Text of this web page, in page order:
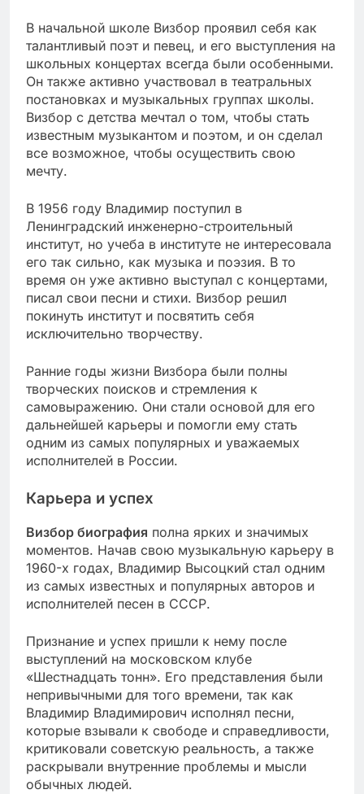
В начальной школе Визбор проявил себя как
талантливый поэт и певец, и его выступления на
школьных концертах всегда были особенными.
Он также активно участвовал в театральных
постановках и музыкальных группах школы.
Визбор с детства мечтал о том, чтобы стать
известным музыкантом и поэтом, и он сделал
все возможное, чтобы осуществить свою
мечту.
В 1956 году Владимир поступил в
Ленинградский инженерно-строительный
институт, но учеба в институте не интересовала
его так сильно, как музыка и поэзия. В то
время он уже активно выступал с концертами,
писал свои песни и стихи. Визбор решил
покинуть институт и посвятить себя
исключительно творчеству.
Ранние годы жизни Визбора были полны
творческих поисков и стремления к
самовыражению. Они стали основой для его
дальнейшей карьеры и помогли ему стать
одним из самых популярных и уважаемых
исполнителей в России.
Карьера и успех
Визбор биография полна ярких и значимых
моментов. Начав свою музыкальную карьеру в
1960-х годах, Владимир Высоцкий стал одним
из самых известных и популярных авторов и
исполнителей песен в СССР.
Признание и успех пришли к нему после
выступлений на московском клубе
«Шестнадцать тонн». Его представления были
непривычными для того времени, так как
Владимир Владимирович исполнял песни,
которые взывали к свободе и справедливости,
критиковали советскую реальность, а также
раскрывали внутренние проблемы и мысли
обычных людей.